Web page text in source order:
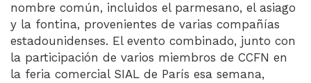
nombre común, incluidos el parmesano, el asiago
y la fontina, provenientes de varias compañías
estadounidenses. El evento combinado, junto con
la participación de varios miembros de CCFN en
la feria comercial SIAL de París esa semana,